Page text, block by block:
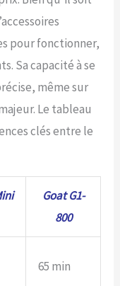
une pente de
mini peut
plus de
mini se
couper
les
de s'adapter à
d'herbe.
1 à 3
le
soit
tondue,
et vous
pour fonctionner,
Sa capacité à se
même sur
Le tableau
clés entre le
Goat G1-
800
65 min